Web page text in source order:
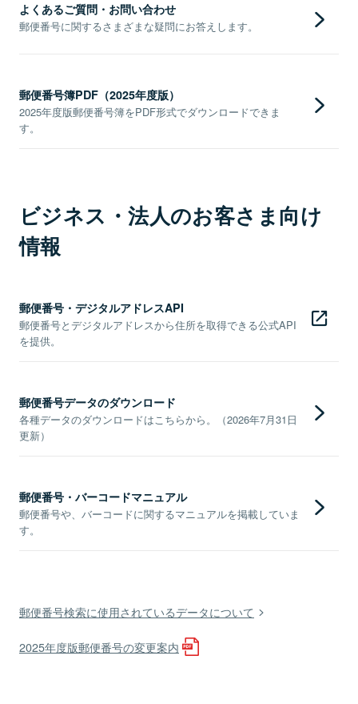
よくあるご質問・お問い合わせ
郵便番号に関するさまざまな疑問にお答えします。
郵便番号簿PDF（2025年度版）
2025年度版郵便番号簿をPDF形式でダウンロードできま
す。
ビジネス・法人のお客さま向け
情報
郵便番号・デジタルアドレスAPI
郵便番号とデジタルアドレスから住所を取得できる公式API
を提供。
郵便番号データのダウンロード
各種データのダウンロードはこちらから。（2026年7月31日
更新）
郵便番号・バーコードマニュアル
郵便番号や、バーコードに関するマニュアルを掲載していま
す。
郵便番号検索に使用されているデータについて
2025年度版郵便番号の変更案内